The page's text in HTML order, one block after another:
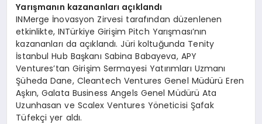
Yarışmanın kazananları açıklandı
INMerge İnovasyon Zirvesi tarafından düzenlenen
etkinlikte, INTürkiye Girişim Pitch Yarışması’nın
kazananları da açıklandı. Jüri koltuğunda Tenity
İstanbul Hub Başkanı Sabina Babayeva, APY
Ventures’tan Girişim Sermayesi Yatırımları Uzmanı
Şüheda Dane, Cleantech Ventures Genel Müdürü Eren
Aşkın, Galata Business Angels Genel Müdürü Ata
Uzunhasan ve Scalex Ventures Yöneticisi Şafak
Tüfekçi yer aldı.